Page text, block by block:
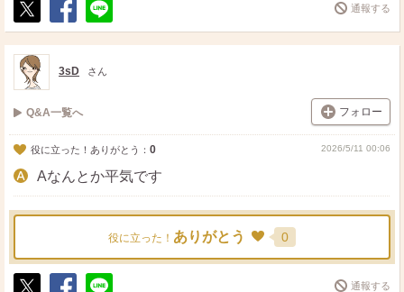
ポ
ス
ト
シ
ェ
送
る
通報する
3sD さん
Q&A一覧へ フォロー
役に立った！ありがとう： 0 2026/5/11 00:06
Aなんとか平気です
役に立った！ ありがとう 0
通報する